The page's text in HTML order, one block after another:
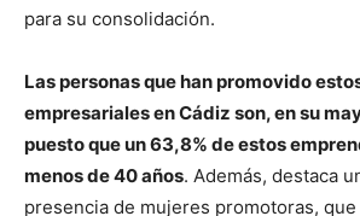
para su consolidación.
Las personas que han promovido
empresariales en Cádiz son, en su
puesto que un 63,8% de estos
menos de 40 años. Además, destaca
presencia de mujeres promotoras,